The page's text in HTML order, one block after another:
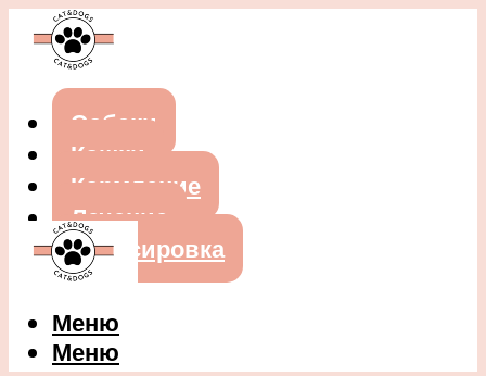
Собаки
Кошки
Кормление
Лечение
Дрессировка
Меню
Меню